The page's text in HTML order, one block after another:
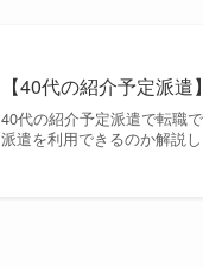
【40代の紹介予定派
40代の紹介予定派遣で転職
派遣を利用できるのか解説